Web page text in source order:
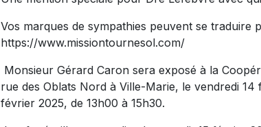
Vos marques de sympathies peuvent se traduire
https://www.missiontournesol.com/
Monsieur Gérard Caron sera exposé à la
rue des Oblats Nord à Ville-Marie, le vendredi 14
février 2025, de 13h00 à 15h30.